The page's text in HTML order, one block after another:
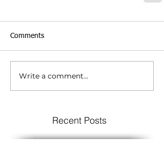
Comments
Write a comment...
Recent Posts